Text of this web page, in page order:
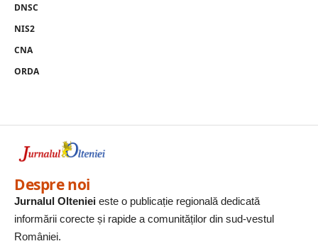
DNSC
NIS2
CNA
ORDA
Despre noi
Jurnalul Olteniei este o publicație regională dedicată
informării corecte și rapide a comunităților din sud-vestul
României.